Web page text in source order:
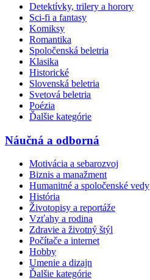
Detektívky, trilery a horory
Sci-fi a fantasy
Komiksy
Romantika
Spoločenská beletria
Klasika
Historické
Slovenská beletria
Svetová beletria
Poézia
Ďalšie kategórie
Náučná a odborná
Motivácia a sebarozvoj
Biznis a manažment
Humanitné a spoločenské vedy
História
Životopisy a reportáže
Vzťahy a rodina
Zdravie a životný štýl
Počítače a internet
Hobby
Umenie a dizajn
Ďalšie kategórie